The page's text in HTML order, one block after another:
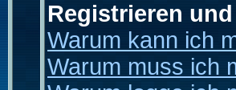
Registrieren
Warum kann ich
Warum muss ich